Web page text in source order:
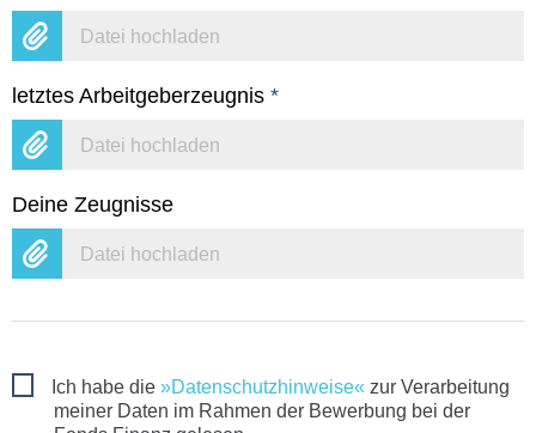
Datei hochladen
letztes Arbeitgeberzeugnis *
Datei hochladen
Deine Zeugnisse
Datei hochladen
Ich habe die Datenschutzhinweise
zur Verarbeitung
meiner Daten im Rahmen der Bewerbung bei der